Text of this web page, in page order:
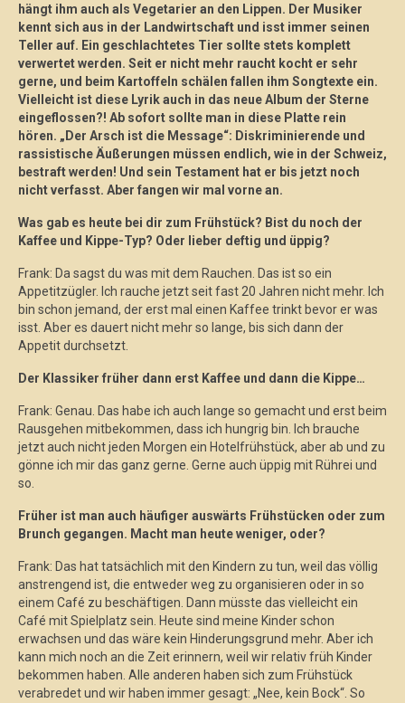
hängt ihm auch als Vegetarier an den Lippen. Der Musiker
kennt sich aus in der Landwirtschaft und isst immer seinen
Teller auf. Ein geschlachtetes Tier sollte stets komplett
verwertet werden. Seit er nicht mehr raucht kocht er sehr
gerne, und beim Kartoffeln schälen fallen ihm Songtexte ein.
Vielleicht ist diese Lyrik auch in das neue Album der Sterne
eingeflossen?! Ab sofort sollte man in diese Platte rein
hören. „Der Arsch ist die Message“: Diskriminierende und
rassistische Äußerungen müssen endlich, wie in der Schweiz,
bestraft werden! Und sein Testament hat er bis jetzt noch
nicht verfasst. Aber fangen wir mal vorne an.
Was gab es heute bei dir zum Frühstück? Bist du noch der
Kaffee und Kippe-Typ? Oder lieber deftig und üppig?
Frank: Da sagst du was mit dem Rauchen. Das ist so ein
Appetitzügler. Ich rauche jetzt seit fast 20 Jahren nicht mehr. Ich
bin schon jemand, der erst mal einen Kaffee trinkt bevor er was
isst. Aber es dauert nicht mehr so lange, bis sich dann der
Appetit durchsetzt.
Der Klassiker früher dann erst Kaffee und dann die Kippe…
Frank: Genau. Das habe ich auch lange so gemacht und erst beim
Rausgehen mitbekommen, dass ich hungrig bin. Ich brauche
jetzt auch nicht jeden Morgen ein Hotelfrühstück, aber ab und zu
gönne ich mir das ganz gerne. Gerne auch üppig mit Rührei und
so.
Früher ist man auch häufiger auswärts Frühstücken oder zum
Brunch gegangen. Macht man heute weniger, oder?
Frank: Das hat tatsächlich mit den Kindern zu tun, weil das völlig
anstrengend ist, die entweder weg zu organisieren oder in so
einem Café zu beschäftigen. Dann müsste das vielleicht ein
Café mit Spielplatz sein. Heute sind meine Kinder schon
erwachsen und das wäre kein Hinderungsgrund mehr. Aber ich
kann mich noch an die Zeit erinnern, weil wir relativ früh Kinder
bekommen haben. Alle anderen haben sich zum Frühstück
verabredet und wir haben immer gesagt: „Nee, kein Bock“. So